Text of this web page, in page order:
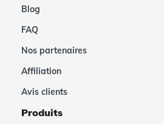
Blog
FAQ
Nos partenaires
Affiliation
Avis clients
Produits